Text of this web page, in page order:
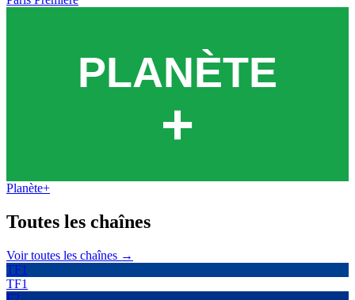
Planète+
Toutes les chaînes
Voir toutes les chaînes →
TF1
TF1